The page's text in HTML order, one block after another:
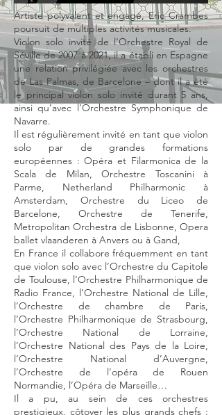
Artiste polyvalent et engagé, Eric Crambes
poursuit de multiples activités musicales.
Violon solo invité de l’Orchestre Royal de
Séville de 2007 à 2021, il a établi en Espagne
une relation privilégiée avec les orchestres
de Las Palmas, de Barcelone – dont il a été
le principal violon solo invité durant 5 ans,
ainsi qu’avec l’Orchestre Symphonique de
Navarre.
Il est régulièrement invité en tant que violon
solo par de grandes formations
européennes : Opéra et Filarmonica de la
Scala de Milan, Orchestre Toscanini à
Parme, Netherland Philharmonic à
Amsterdam, Orchestre du Liceo de
Barcelone, Orchestre de Tenerife,
Metropolitan Orchestra de Lisbonne, Opera
ballet vlaanderen à Anvers ou à Gand,
En France il collabore fréquemment en tant
que violon solo avec l’Orchestre du Capitole
de Toulouse, l’Orchestre Philharmonique de
Radio France, l’Orchestre National de Lille,
l’Orchestre de chambre de Paris,
l’Orchestre Philharmonique de Strasbourg,
l’Orchestre National de Lorraine,
l’Orchestre National des Pays de la Loire,
l’Orchestre National d’Auvergne,
l’Orchestre de l’opéra de Rouen
Normandie, l’Opéra de Marseille…
Il a pu, au sein de ces orchestres
prestigieux, côtoyer les plus grands chefs :